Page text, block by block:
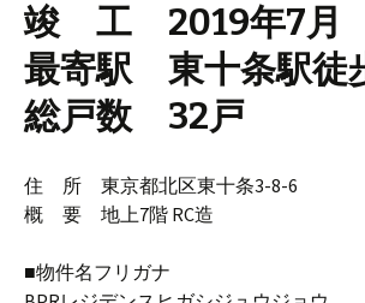
竣 工 2019年7月
最寄駅 東十条駅徒
総戸数 32戸
住 所 東京都北区東十条3-8-6
概 要 地上7階 RC造
■物件名フリガナ